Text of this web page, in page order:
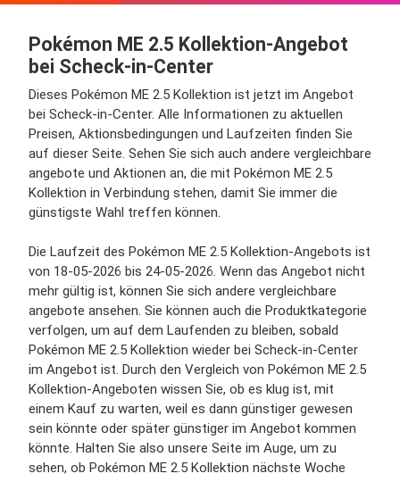
Pokémon ME 2.5 Kollektion-Angebot
bei Scheck-in-Center
Dieses Pokémon ME 2.5 Kollektion ist jetzt im Angebot
bei Scheck-in-Center. Alle Informationen zu aktuellen
Preisen, Aktionsbedingungen und Laufzeiten finden Sie
auf dieser Seite. Sehen Sie sich auch andere vergleichbare
angebote und Aktionen an, die mit Pokémon ME 2.5
Kollektion in Verbindung stehen, damit Sie immer die
günstigste Wahl treffen können.
Die Laufzeit des Pokémon ME 2.5 Kollektion-Angebots ist
von 18-05-2026 bis 24-05-2026. Wenn das Angebot nicht
mehr gültig ist, können Sie sich andere vergleichbare
angebote ansehen. Sie können auch die Produktkategorie
verfolgen, um auf dem Laufenden zu bleiben, sobald
Pokémon ME 2.5 Kollektion wieder bei Scheck-in-Center
im Angebot ist. Durch den Vergleich von Pokémon ME 2.5
Kollektion-Angeboten wissen Sie, ob es klug ist, mit
einem Kauf zu warten, weil es dann günstiger gewesen
sein könnte oder später günstiger im Angebot kommen
könnte. Halten Sie also unsere Seite im Auge, um zu
sehen, ob Pokémon ME 2.5 Kollektion nächste Woche